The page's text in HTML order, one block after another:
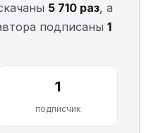
5 710 раз, а
подписаны 1
1
подписчик